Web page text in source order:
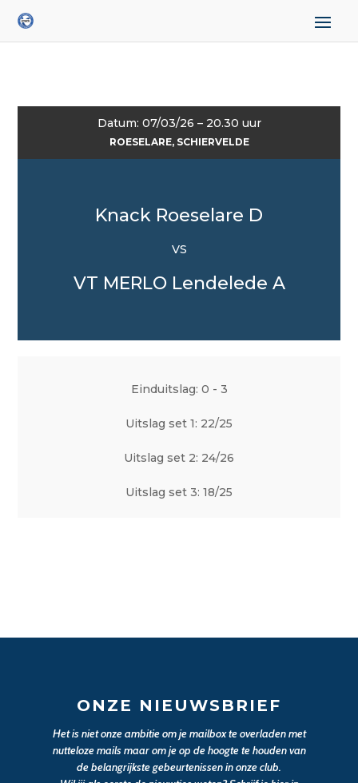
Datum: 07/03/26 – 20.30 uur
ROESELARE, SCHIERVELDE
Knack Roeselare D
VS
VT MERLO Lendelede A
Einduitslag: 0 - 3
Uitslag set 1: 22/25
Uitslag set 2: 24/26
Uitslag set 3: 18/25
ONZE NIEUWSBRIEF
Het is niet onze ambitie om je mailbox te overladen met
nutteloze mails maar om je op de hoogte te houden van
de belangrijkste gebeurtenissen in onze club.